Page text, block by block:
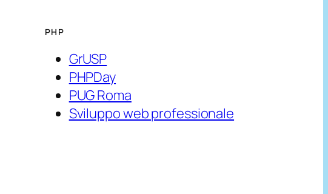
PHP
GrUSP
PHPDay
PUG Roma
Sviluppo web professionale